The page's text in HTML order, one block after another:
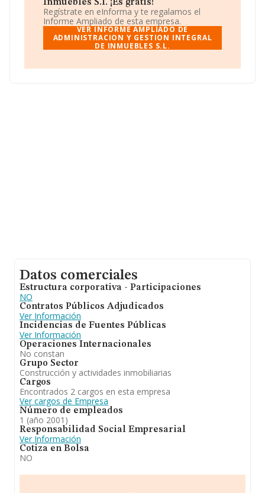
La empresa españolaAdministracion y Gestión
Integral de Inmuebles S.L, CIF B24428583, se
encuentra en Calle Victoriano Cremer núm. 15 4 G,
(24007), en el municipio de León, Castilla-león.
En relación con el sector y disponiendo de los datos de
Inmuebles S.l. ¡Es gratis!
Regístrate en eInforma y te regalamos el
Informe Ampliado de esta empresa.
VER INFORME AMPLIADO DE
ADMINISTRACION Y GESTION INTEGRAL
DE INMUEBLES S.L.
Datos comerciales
Estructura corporativa - Participaciones
NO
Contratos Públicos Adjudicados
Ver Información
Incidencias de Fuentes Públicas
Ver Información
Operaciones Internacionales
No constan
Grupo Sector
Construcción y actividades inmobiliarias
Cargos
Encontrados 2 cargos en esta empresa
Ver cargos de Empresa
Número de empleados
1 (año 2001)
Responsabilidad Social Empresarial
Ver Información
Cotiza en Bolsa
NO